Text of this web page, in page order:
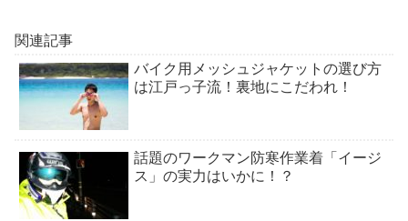
関連記事
バイク用メッシュジャケットの選び方
は江戸っ子流！裏地にこだわれ！
話題のワークマン防寒作業着「イージ
ス」の実力はいかに！？